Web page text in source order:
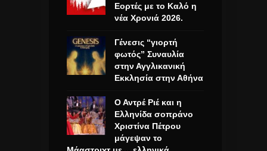
Εορτές με το Καλό η
νέα Χρονιά 2026.
Γένεσις “γιορτή
φωτός” Συναυλία
στην Αγγλικανική
Εκκλησία στην Αθήνα
Ο Αντρέ Ριέ και η
Ελληνίδα σοπράνο
Χριστίνα Πέτρου
μάγεψαν το